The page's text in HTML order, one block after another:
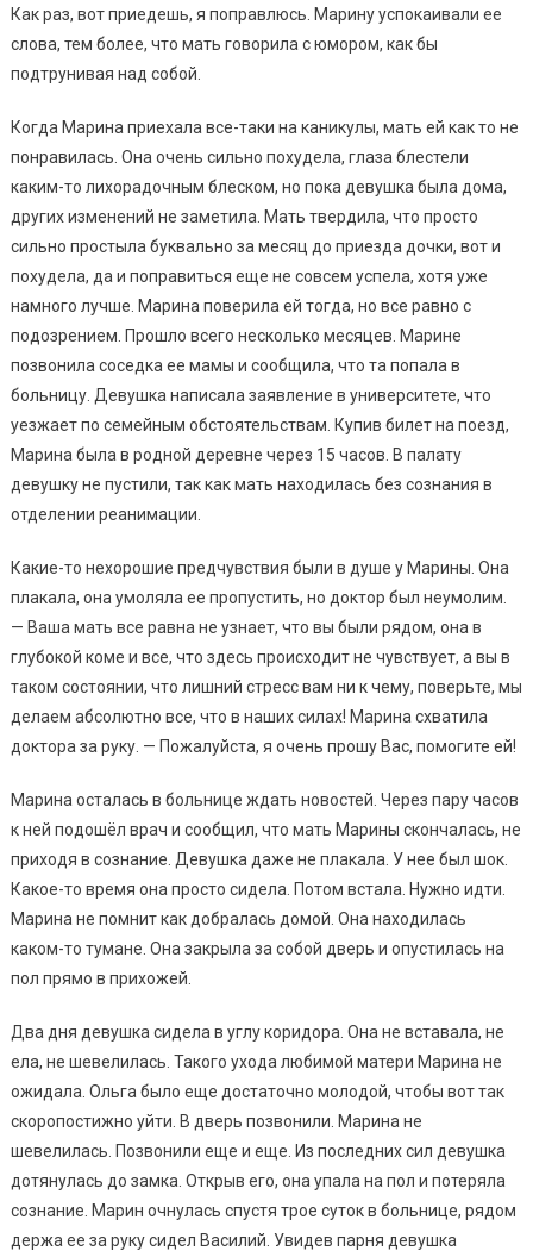
Как раз, вот приедешь, я поправлюсь. Марину успокаивали ее
слова, тем более, что мать говорила с юмором, как бы
подтрунивая над собой.
Когда Марина приехала все-таки на каникулы, мать ей как то не
понравилась. Она очень сильно похудела, глаза блестели
каким-то лихорадочным блеском, но пока девушка была дома,
других изменений не заметила. Мать твердила, что просто
сильно простыла буквально за месяц до приезда дочки, вот и
похудела, да и поправиться еще не совсем успела, хотя уже
намного лучше. Марина поверила ей тогда, но все равно с
подозрением. Прошло всего несколько месяцев. Марине
позвонила соседка ее мамы и сообщила, что та попала в
больницу. Девушка написала заявление в университете, что
уезжает по семейным обстоятельствам. Купив билет на поезд,
Марина была в родной деревне через 15 часов. В палату
девушку не пустили, так как мать находилась без сознания в
отделении реанимации.
Какие-то нехорошие предчувствия были в душе у Марины. Она
плакала, она умоляла ее пропустить, но доктор был неумолим.
— Ваша мать все равна не узнает, что вы были рядом, она в
глубокой коме и все, что здесь происходит не чувствует, а вы в
таком состоянии, что лишний стресс вам ни к чему, поверьте, мы
делаем абсолютно все, что в наших силах! Марина схватила
доктора за руку. — Пожалуйста, я очень прошу Вас, помогите ей!
Марина осталась в больнице ждать новостей. Через пару часов
к ней подошёл врач и сообщил, что мать Марины скончалась, не
приходя в сознание. Девушка даже не плакала. У нее был шок.
Какое-то время она просто сидела. Потом встала. Нужно идти.
Марина не помнит как добралась домой. Она находилась
каком-то тумане. Она закрыла за собой дверь и опустилась на
пол прямо в прихожей.
Два дня девушка сидела в углу коридора. Она не вставала, не
ела, не шевелилась. Такого ухода любимой матери Марина не
ожидала. Ольга было еще достаточно молодой, чтобы вот так
скоропостижно уйти. В дверь позвонили. Марина не
шевелилась. Позвонили еще и еще. Из последних сил девушка
дотянулась до замка. Открыв его, она упала на пол и потеряла
сознание. Марин очнулась спустя трое суток в больнице, рядом
держа ее за руку сидел Василий. Увидев парня девушка